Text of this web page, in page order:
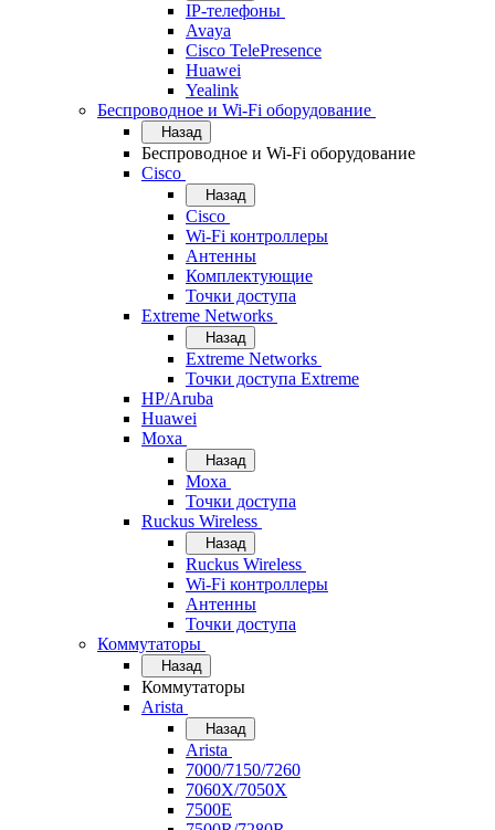
IP-телефоны
Avaya
Cisco TelePresence
Huawei
Yealink
Беспроводное и Wi-Fi оборудование
Назад
Беспроводное и Wi-Fi оборудование
Cisco
Назад
Cisco
Wi-Fi контроллеры
Антенны
Комплектующие
Точки доступа
Extreme Networks
Назад
Extreme Networks
Точки доступа Extreme
HP/Aruba
Huawei
Moxa
Назад
Moxa
Точки доступа
Ruckus Wireless
Назад
Ruckus Wireless
Wi-Fi контроллеры
Антенны
Точки доступа
Коммутаторы
Назад
Коммутаторы
Arista
Назад
Arista
7000/7150/7260
7060X/7050X
7500E